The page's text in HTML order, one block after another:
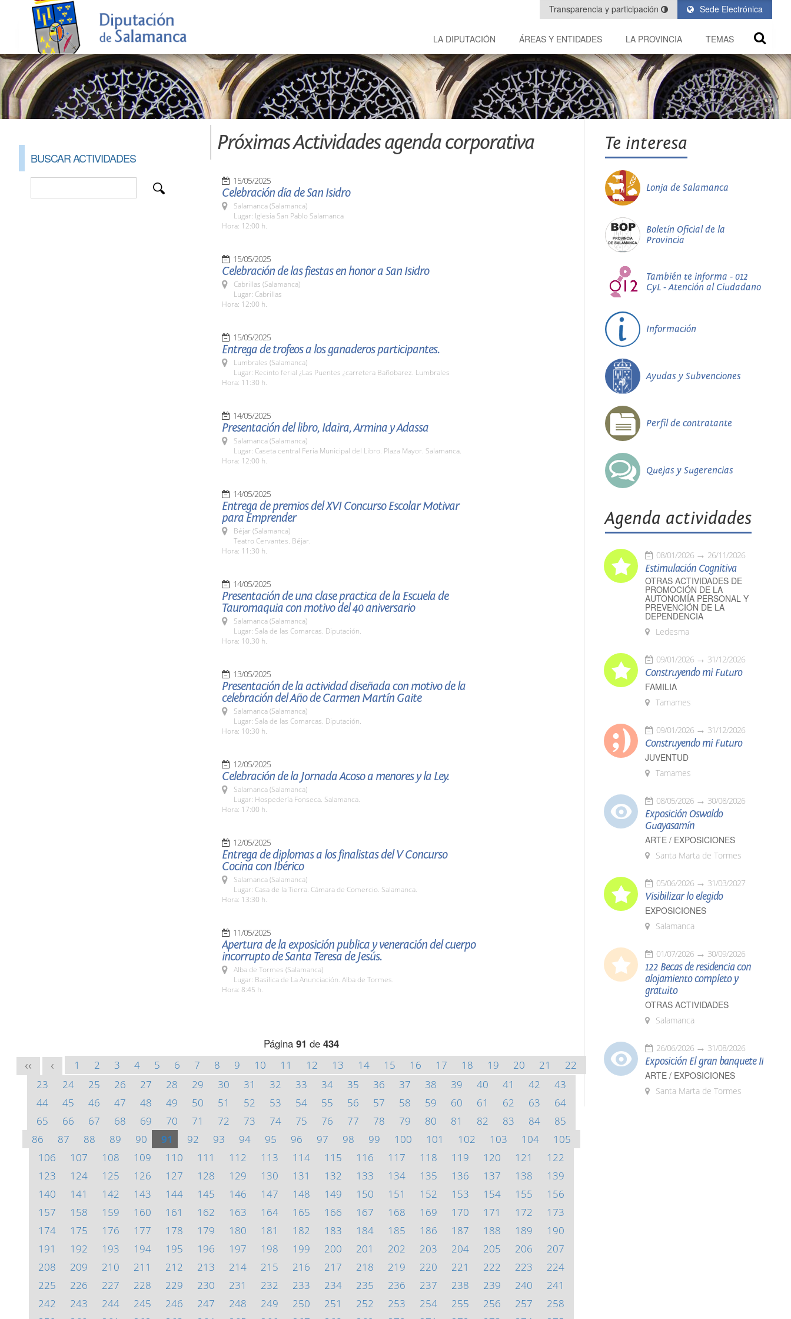
Sede Electrónica
Transparencia y participación
LA DIPUTACIÓN ÁREAS Y ENTIDADES LA PROVINCIA TEMAS
BUSCAR ACTIVIDADES
Próximas Actividades agenda corporativa
15/05/2025
Celebración día de San Isidro
Salamanca (Salamanca)
Lugar: Iglesia San Pablo Salamanca
Hora: 12:00 h.
15/05/2025
Celebración de las fiestas en honor a San Isidro
Cabrillas (Salamanca)
Lugar: Cabrillas
Hora: 12:00 h.
15/05/2025
Entrega de trofeos a los ganaderos participantes.
Lumbrales (Salamanca)
Lugar: Recinto ferial ¿Las Puentes ¿carretera Bañobarez. Lumbrales
Hora: 11:30 h.
14/05/2025
Presentación del libro, Idaira, Armina y Adassa
Salamanca (Salamanca)
Lugar: Caseta central Feria Municipal del Libro. Plaza Mayor. Salamanca.
Hora: 12:00 h.
14/05/2025
Entrega de premios del XVI Concurso Escolar Motivar
para Emprender
Béjar (Salamanca)
Teatro Cervantes. Béjar.
Hora: 11:30 h.
14/05/2025
Presentación de una clase practica de la Escuela de
Tauromaquia con motivo del 40 aniversario
Salamanca (Salamanca)
Lugar: Sala de las Comarcas. Diputación.
Hora: 10.30 h.
13/05/2025
Presentación de la actividad diseñada con motivo de la
celebración del Año de Carmen Martín Gaite
Salamanca (Salamanca)
Lugar: Sala de las Comarcas. Diputación.
Hora: 10:30 h.
12/05/2025
Celebración de la Jornada Acoso a menores y la Ley.
Salamanca (Salamanca)
Lugar: Hospedería Fonseca. Salamanca.
Hora: 17:00 h.
12/05/2025
Entrega de diplomas a los finalistas del V Concurso
Cocina con Ibérico
Salamanca (Salamanca)
Lugar: Casa de la Tierra. Cámara de Comercio. Salamanca.
Hora: 13:30 h.
11/05/2025
Apertura de la exposición publica y veneración del cuerpo
incorrupto de Santa Teresa de Jesús.
Alba de Tormes (Salamanca)
Lugar: Basílica de La Anunciación. Alba de Tormes.
Hora: 8:45 h.
Página 91 de 434
<< < 1 2 3 4 5 6 7 8 9 10 11 12 13 14 15 16 17 18 19 20 21
22
23
24 25 26 27 28 29 30 31 32 33 34 35 36 37 38 39 40 41 42
43
44
45 46 47 48 49 50 51 52 53 54 55 56 57 58 59 60 61 62 63
64
65
66 67 68 69 70 71 72 73 74 75 76 77 78 79 80 81 82 83 84
85
86
87 88 89 90 91 92 93 94 95 96 97 98 99 100 101 102 103 104
105
106
107 108 109 110 111 112 113 114 115 116 117 118 119 120 121
122
123
124 125 126 127 128 129 130 131 132 133 134 135 136 137 138
139
140
141 142 143 144 145 146 147 148 149 150 151 152 153 154 155
156
157
158 159 160 161 162 163 164 165 166 167 168 169 170 171 172
173
174
175 176 177 178 179 180 181 182 183 184 185 186 187 188 189
190
191
192 193 194 195 196 197 198 199 200 201 202 203 204 205 206
207
208
209 210 211 212 213 214 215 216 217 218 219 220 221 222 223
224
225
226 227 228 229 230 231 232 233 234 235 236 237 238 239 240
241
242
243 244 245 246 247 248 249 250 251 252 253 254 255 256 257
258
Te interesa
Lonja de Salamanca
Boletín Oficial de la
Provincia
También te informa - 012
CyL - Atención al Ciudadano
Información
Ayudas y Subvenciones
Perfil de contratante
Quejas y Sugerencias
Agenda actividades
08/01/2026 26/11/2026
Estimulación Cognitiva
OTRAS ACTIVIDADES DE
PROMOCIÓN DE LA
AUTONOMÍA PERSONAL Y
PREVENCIÓN DE LA
DEPENDENCIA
Ledesma
09/01/2026 31/12/2026
Construyendo mi Futuro
FAMILIA
Tamames
09/01/2026 31/12/2026
Construyendo mi Futuro
JUVENTUD
Tamames
08/05/2026 30/08/2026
Exposición Oswaldo
Guayasamín
ARTE / EXPOSICIONES
Santa Marta de Tormes
05/06/2026 31/03/2027
Visibilizar lo elegido
EXPOSICIONES
Salamanca
01/07/2026 30/09/2026
122 Becas de residencia con
alojamiento completo y
gratuito
OTRAS ACTIVIDADES
Salamanca
26/06/2026 31/08/2026
Exposición El gran banquete II
ARTE / EXPOSICIONES
Santa Marta de Tormes